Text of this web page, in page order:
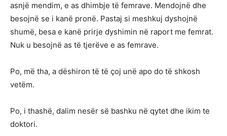
asnjë mendim, e as dhimbje të femrave. Mendojnë dhe
besojnë se i kanë pronë. Pastaj si meshkuj dyshojnë
shumë, besa e kanë prirje dyshimin në raport me femrat.
Nuk u besojnë as të tjerëve e as femrave.
Po, më tha, a dëshiron të të çoj unë apo do të shkosh
vetëm.
Po, i thashë, dalim nesër së bashku në qytet dhe ikim te
doktori.